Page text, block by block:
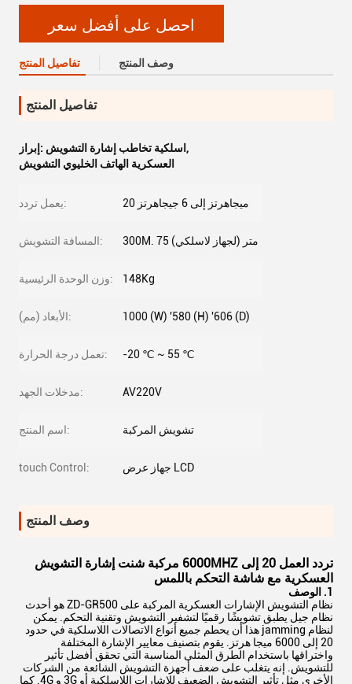
احصل على أفضل سعر
تفاصيل المنتج وصف المنتج
تفاصيل المنتج
إبراز: اسلكية تخاطب إشارة التشويش ,
العسكرية الهاتف الخليوي التشويش
يعمل تردد: 20 ميجاهرتز إلى 6 جيجاهرتز
المسافة التشويش: 300M. 75 متر (لجهاز لاسلكي)
وزن الوحدة الرئيسية: 148Kg
الأبعاد (مم): 1000 (W) '580 (H) '606 (D)
تعمل درجة الحرارة: -20 ℃ ~ 55 ℃
مدخلات الجهد: AV220V
اسم المنتج: تشويش المركبة
touch Control: جهاز عرض LCD
وصف المنتج
تردد العمل 20 إلى 6000MHZ مركبة شنت إشارة التشويش
العسكرية مع شاشة التحكم باللمس
1. الوصف
نظام التشويش الإشارات العسكرية المركبة على ZD-GR500 هو أحدث
نظام جيل يطبق تشويشًا رقميًا لتشفير التشويش وتقنية التحكم. يمكن
لنظام jamming هذا أن يحطم جميع أنواع الاتصالات اللاسلكية في حدود
20 إلى 6000 ميجا هرتز. يقوم بتصنيف معايير الإشارة المختلفة
واختراقها باستخدام الطرق المثلى المناسبة التي تحقق أفضل تأثير
للتشويش. إنه يتغلب على ضعف أجهزة التشويش الشائعة من الشركات
الأخرى مثل تأثير التشويش الضعيف للإشارات اللاسلكية أو 3G و 4G. كما